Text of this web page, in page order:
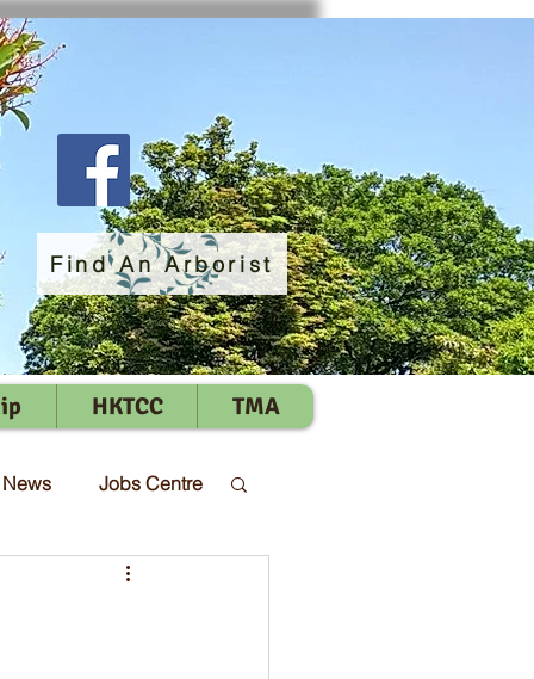
Find An Arborist
HKTCC TMA
Jobs Centre